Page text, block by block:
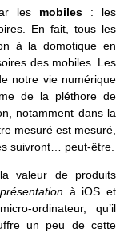
les mobiles : les
En fait, tous les
à la domotique en
des mobiles. Les
notre vie numérique
de la pléthore de
notamment dans la
mesuré est mesuré,
suivront… peut-être.
valeur de produits
à iOS et
ordinateur, qu’il
un peu de cette